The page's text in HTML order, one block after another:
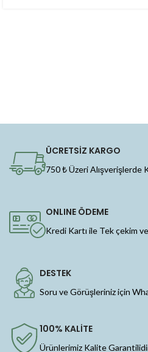
ÜCRETSİZ KARGO
750 ₺ Üzeri Alışverişlerde
ONLINE ÖDEME
Kredi Kartı ile Tek çekim
DESTEK
Soru ve Görüşleriniz için
100% KALİTE
Ürünlerimiz Kalite